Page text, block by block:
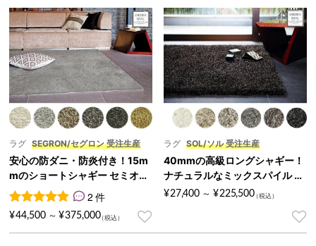
ラグ SEGRON/セグロン 受注生産
安心の防ダニ・防炎付き！15m
mのショートシャギー セミオー
ダーラグ『SEGRON/セグロ
ン』
2
件の利用者評価に基づく5段階評価のうち、
2 件
¥44,500 ～ ¥375,000
ラグ SOL/ソル 受注生産
40mmの高級ロングシャギー！
ナチュラルなミックスパイル セ
ミオーダーラグ『SOL/ソル』
¥27,400 ～ ¥225,500